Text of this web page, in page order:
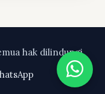
hak dilindungi.